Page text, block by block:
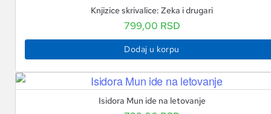
Knjizice skrivalice: Zeka i drugari
799,00 RSD
Dodaj u korpu
Isidora Mun ide na letovanje